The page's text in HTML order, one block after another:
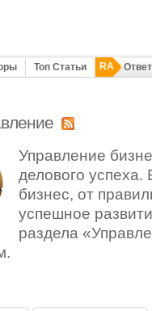
Топ Статьи RA
Управление
делового
бизнес, от
успешное
раздела